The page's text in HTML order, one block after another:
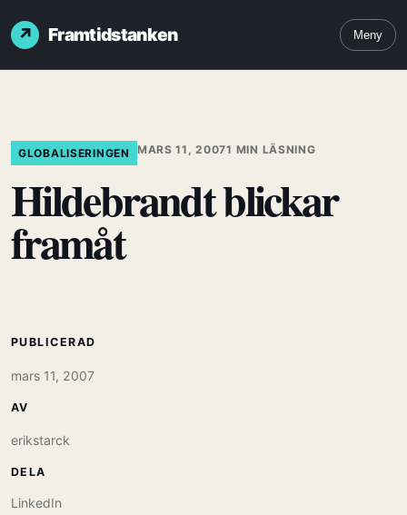
Framtidstanken Meny
GLOBALISERINGEN MARS 11, 20071 MIN LÄSNING
Hildebrandt blickar
framåt
PUBLICERAD
mars 11, 2007
AV
erikstarck
DELA
LinkedIn